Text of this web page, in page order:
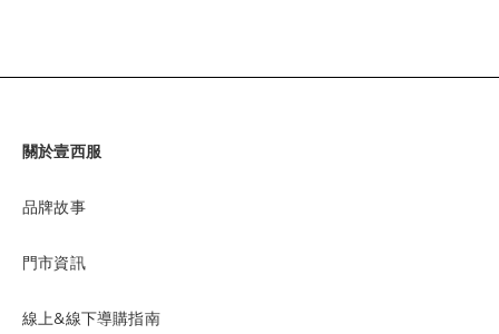
關於壹西服
品牌故事
門市資訊
線上&線下導購指南